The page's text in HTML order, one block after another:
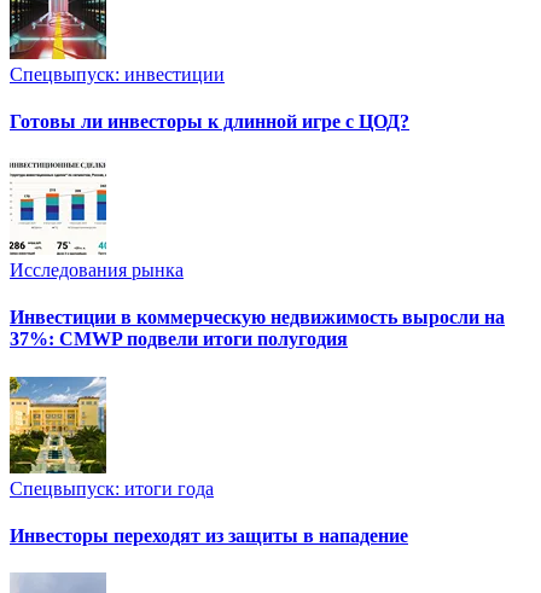
Спецвыпуск: инвестиции
Готовы ли инвесторы к длинной игре с ЦОД?
Исследования рынка
Инвестиции в коммерческую недвижимость выросли на
37%: CMWP подвели итоги полугодия
Спецвыпуск: итоги года
Инвесторы переходят из защиты в нападение